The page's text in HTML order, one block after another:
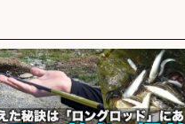
流事務・営業アシスタン
し×土日祝休み×大型連休
県/大津市
株式会社ホットスタッフ滋賀
sponsored by 求人ボックス